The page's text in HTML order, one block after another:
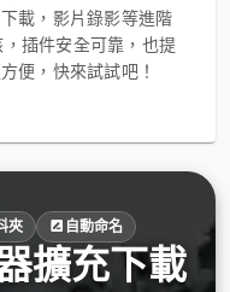
載，影片錄影等進階
插件安全可靠，也提
便，快來試試吧！
夾 自動命名
擴充下載